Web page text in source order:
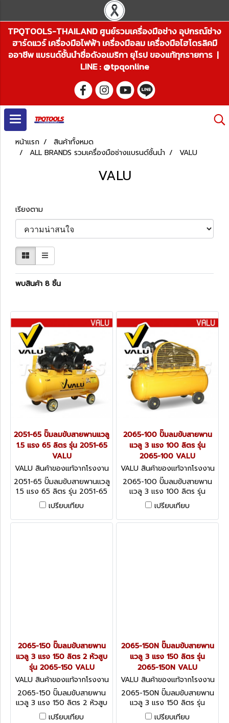
TPQTOOLS-THAILAND ศูนย์รวมเครื่องมือช่าง อุปกรณ์ช่าง
ฮาร์ดแวร์ เครื่องมือไฟฟ้า เครื่องมือลม เครื่องมือไฮโดรลิคมื
ออาชีพ แบรนด์ชั้นนำชื่อดังอเมริกา ยุโรป ของแท้ทุกรายการ |
LINE : @tpqonline
หน้าแรก
สินค้าทั้งหมด
ALL BRANDS รวมเครื่องมือช่างแบรนด์ชั้นนำ
VALU
VALU
เรียงตาม
พบสินค้า 8 ชิ้น
2051-65 ปั๊มลมขับสายพานแวลู
1.5 แรง 65 ลิตร รุ่น 2051-65
VALU
VALU สินค้าของแท้จากโรงงาน
2051-65
2051-65 ปั๊มลมขับสายพานแวลู
1.5 แรง 65 ลิตร รุ่น 2051-65
VALU
เปรียบเทียบ
2065-100 ปั๊มลมขับสายพาน
แวลู 3 แรง 100 ลิตร รุ่น
2065-100 VALU
VALU สินค้าของแท้จากโรงงาน
2065-100
2065-100 ปั๊มลมขับสายพาน
แวลู 3 แรง 100 ลิตร รุ่น
2065-100 VALU
เปรียบเทียบ
2065-150 ปั๊มลมขับสายพาน
แวลู 3 แรง 150 ลิตร 2 หัวสูบ
รุ่น 2065-150 VALU
VALU สินค้าของแท้จากโรงงาน
2065-150
2065-150 ปั๊มลมขับสายพาน
แวลู 3 แรง 150 ลิตร 2 หัวสูบ
รุ่น 2065-150 VALU
เปรียบเทียบ
2065-150N ปั๊มลมขับสายพาน
แวลู 3 แรง 150 ลิตร รุ่น
2065-150N VALU
VALU สินค้าของแท้จากโรงงาน
2065-150N
2065-150N ปั๊มลมขับสายพาน
แวลู 3 แรง 150 ลิตร รุ่น
2065-150N VALU
เปรียบเทียบ